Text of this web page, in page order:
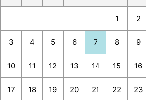
1 2
3 4 5 6 7 8 9
10 11 12 13 14 15 16
17 18 19 20 21 22 23